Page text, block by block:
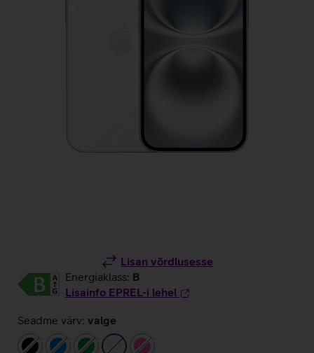
Lisan võrdlusesse
Energiaklass: B
Lisainfo EPREL-i lehel
Seadme värv: valge
mustsininerohelinevalgeroosa